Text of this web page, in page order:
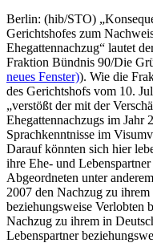
Berlin: (hib/STO)
Gerichtshofes zum
Ehegattennachzug“ lautet
Fraktion Bündnis 90/Die
neues Fenster)). Wie die
des Gerichtshofs vom 10.
„verstößt der mit der
Ehegattennachzugs im Jahr
Sprachkenntnisse im
Darauf könnten sich hier
ihre Ehe- und
Abgeordneten unter
2007 den Nachzug zu
beziehungsweise Verlobten
Nachzug zu ihrem in
Lebenspartner